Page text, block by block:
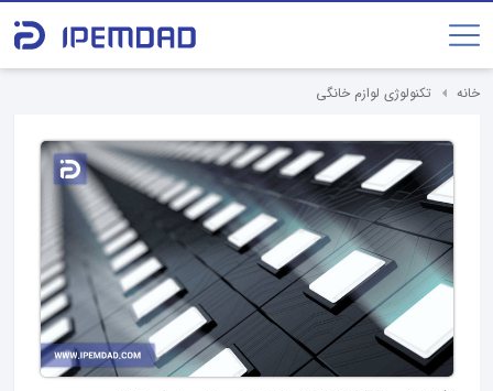
خانه تکنولوژی لوازم خانگی